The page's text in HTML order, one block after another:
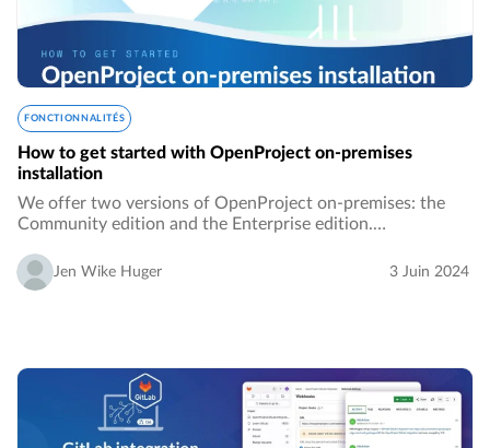
FONCTIONNALITÉS
How to get started with OpenProject on-premises
installation
We offer two versions of OpenProject on-premises: the
Community edition and the Enterprise edition.…
Jen Wike Huger 3 Juin 2024